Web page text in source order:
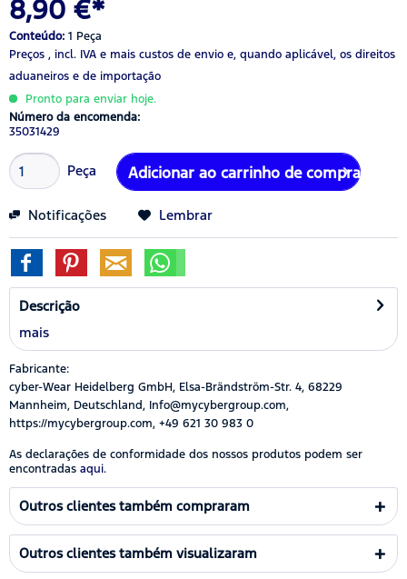
8,90 €*
Conteúdo: 1 Peça
Preços , incl. IVA e mais custos de envio e, quando aplicável, os direitos
aduaneiros e de importação
Pronto para enviar hoje.
Número da encomenda:
35031429
Peça Adicionar ao carrinho de compras
Notificações Lembrar
Descrição
mais
Fabricante:
cyber-Wear Heidelberg GmbH, Elsa-Brändström-Str. 4, 68229
Mannheim, Deutschland, Info@mycybergroup.com,
https://mycybergroup.com, +49 621 30 983 0
As declarações de conformidade dos nossos produtos podem ser
encontradas aqui.
Outros clientes também compraram
Outros clientes também visualizaram